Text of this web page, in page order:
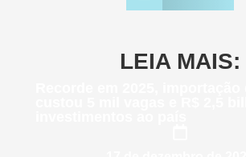
LEIA MAIS: